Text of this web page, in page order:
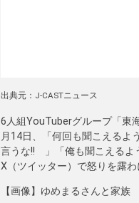
出典元：J-CASTニュース
6人組YouTuberグループ「東
月14日、「何回も聞こえるよ
言うな!! 」「俺も聞こえるよ
X（ツイッター）で怒りを露わ
【画像】ゆめまるさんと家族